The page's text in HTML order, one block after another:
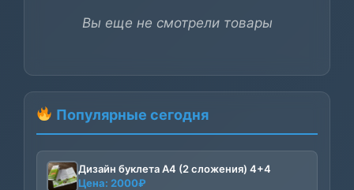
Вы еще не смотрели товары
Популярные сегодня
Дизайн буклета А4 (2 сложения) 4+4
Цена: 2000₽